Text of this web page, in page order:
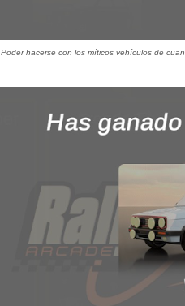
Poder hacerse con los míticos vehículos de